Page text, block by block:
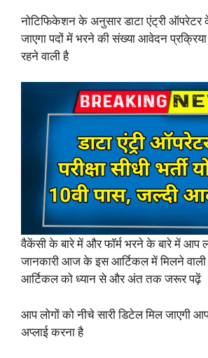
नोटिफिकेशन के अनुसार डाटा एंट्री ऑपरेटर के
जाएगा पदों में भरने की संख्या आवेदन
रहने वाली है
वैकेंसी के बारे में और फॉर्म भरने के बारे में आप
जानकारी आज के इस आर्टिकल में मिलने
आर्टिकल को ध्यान से और अंत तक जरूर पढ़ें
आप लोगों को नीचे सारी डिटेल मिल जाएगी
अप्लाई करना है